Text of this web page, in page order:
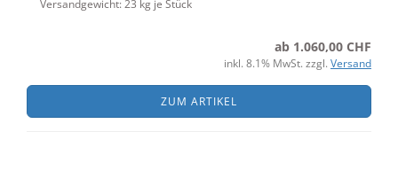
Versandgewicht:23 kg je Stück
ab 1.060,00 CHF
inkl. 8.1% MwSt. zzgl. Versand
ZUM ARTIKEL